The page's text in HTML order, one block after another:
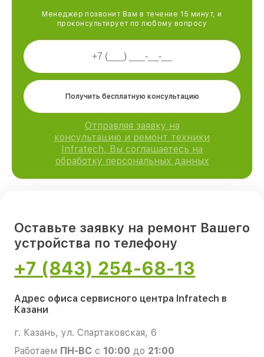
Менеджер позвонит Вам в течение 15 минут, и
проконсультирует по любому вопросу
Получить бесплатную консультацию
Отправляя заявку на
консультацию и ремонт техники
Infratech, Вы соглашаетесь на
обработку персональных данных
Оставьте заявку на ремонт Вашего
устройства по телефону
+7 (843) 254-68-13
Адрес офиса сервисного центра Infratech в
Казани
г. Казань, ул. Спартаковская, 6
Работаем ПН-ВС с 10:00 до 21:00